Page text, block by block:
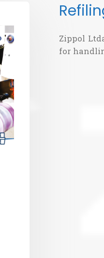
Zippol
for